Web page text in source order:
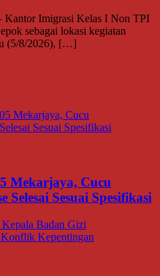
Imigrasi Kelas I Non TPI
sebagai lokasi kegiatan
(5/8/2026), […]
Mekarjaya, Cucu
Sesuai Spesifikasi